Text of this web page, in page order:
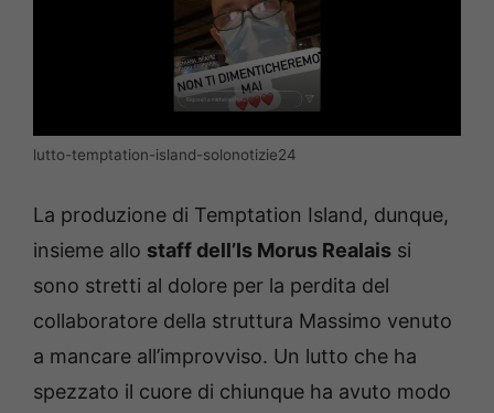
lutto-temptation-island-solonotizie24
La produzione di Temptation Island, dunque,
insieme allo staff dell’Is Morus Realais si
sono stretti al dolore per la perdita del
collaboratore della struttura Massimo venuto
a mancare all’improvviso. Un lutto che ha
spezzato il cuore di chiunque ha avuto modo